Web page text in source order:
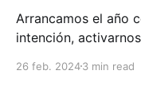
Arrancamos el año
intención,
Comunitaria
26 feb. 20243 min read